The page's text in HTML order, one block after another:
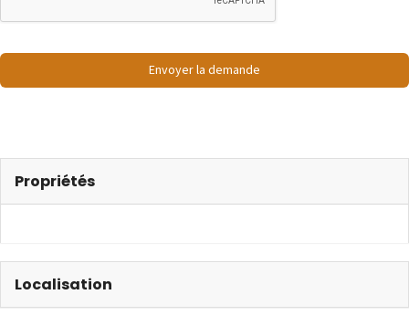
Envoyer la demande
Propriétés
Localisation